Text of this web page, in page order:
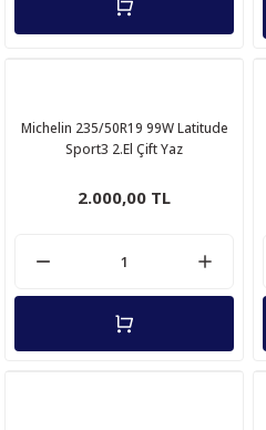
Michelin 235/50R19 99W Latitude
Sport3 2.El Çift Yaz
2.000,00 TL